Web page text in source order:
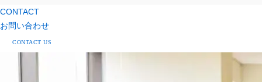
CONTACT
お問い合わせ
CONTACT US